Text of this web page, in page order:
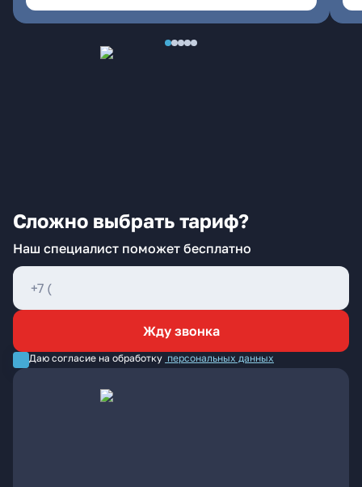
Сложно выбрать тариф?
Наш специалист поможет бесплатно
Жду звонка
Даю согласие на обработку персональных данных